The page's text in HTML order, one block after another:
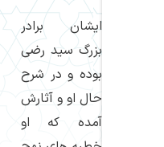
ایشان برادر
بزرگ سید رضی
بوده و در شرح
حال او و آثارش
آمده كه او